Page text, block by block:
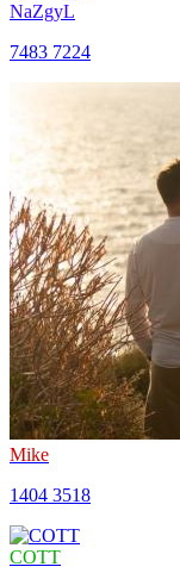
NaZgyL
7483 7224
Mike
1404 3518
COTT